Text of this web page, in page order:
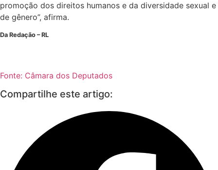
promoção dos direitos humanos e da diversidade sexual e
de gênero”, afirma.
Da Redação – RL
Fonte: Câmara dos Deputados
Compartilhe este artigo: